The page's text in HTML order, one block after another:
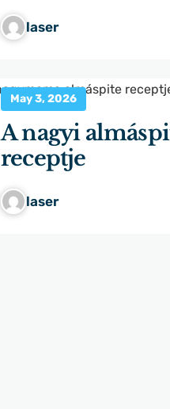
laser
May 3, 2026
A nagyi
receptje
laser